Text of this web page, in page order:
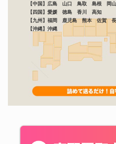
【中国】広島 山口 鳥取 島根 岡山
【四国】愛媛 徳島 香川 高知
【九州】福岡 鹿児島 熊本 佐賀
【沖縄】沖縄